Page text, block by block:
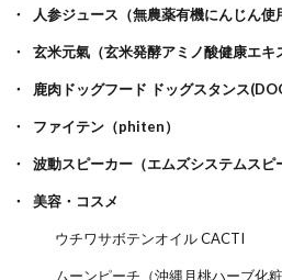
人参ジュース（無農薬有機にんじん使
玄米元氣（玄米発酵アミノ酸健康エキ
鹿肉ドッグフード ドッグスタンス
ファイテン（phiten）
波動スピーカー（エムズシステムスピ
美容・コスメ
ウチワサボテンオイル CACTI
ムーンピーチ（沖縄月桃ハーブ化粧